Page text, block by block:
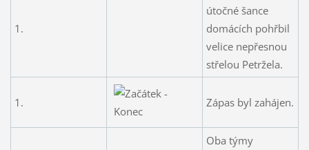
1.
útočné šance
domácích pohřbil
velice nepřesnou
střelou Petržela.
1. Zápas byl zahájen.
Oba týmy